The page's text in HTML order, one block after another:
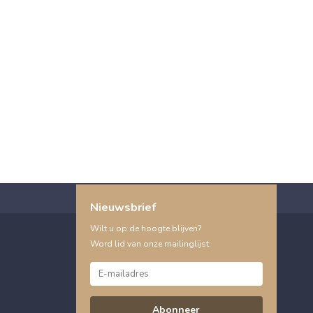
Nieuwsbrief
Wilt u op de hoogte blijven?
Word lid van onze mailinglijst:
Abonneer